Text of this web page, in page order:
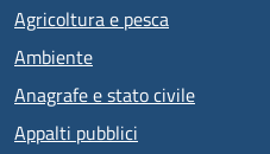
Agricoltura e pesca
Ambiente
Anagrafe e stato civile
Appalti pubblici